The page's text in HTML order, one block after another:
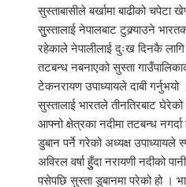
सुस्ताबासीले बर्खामा बाढीको चपेटा
सुुस्तालाई नेपालबाट टुक्र्याउने
रहेकाले नेपालीलाई दुःख दिनकै लागि
तटबन्ध नबनाएको सुस्ता
टेकनरायण उपाध्यायले दाबी
सुस्तालाई भारतले तीनतिरबाट
आफ्नो क्षेत्रका नदीमा तटबन्ध नगर्दा
डुबान पर्ने गरेको अध्यक्ष उपाध्यायले
अविरल वर्षा हुुँदा नरायणी नदीको
पसेपछि सुस्ता डुबानमा परेको हो ।